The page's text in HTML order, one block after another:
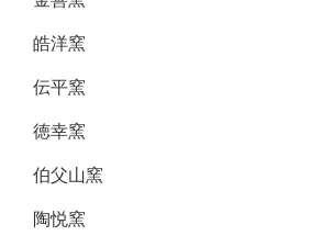
皓洋窯
伝平窯
徳幸窯
伯父山窯
陶悦窯